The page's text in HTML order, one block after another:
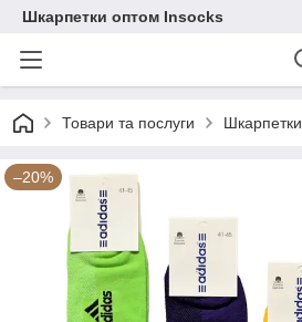
Шкарпетки оптом Insocks
Товари та послуги Шкарпетки
–20%